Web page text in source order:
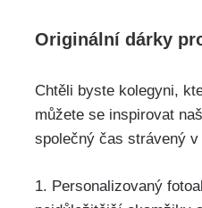
Originální dárky
Chtěli byste kolegyni,
můžete se inspirovat
společný čas strávený v
1. Personalizovaný